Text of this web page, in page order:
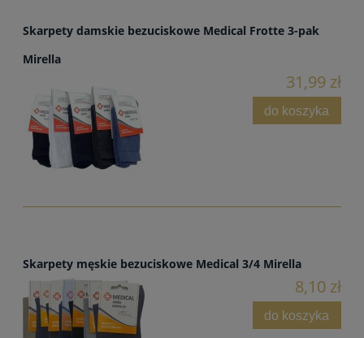
Skarpety damskie bezuciskowe Medical Frotte 3-pak
Mirella
31,99 zł
do koszyka
Skarpety męskie bezuciskowe Medical 3/4 Mirella
8,10 zł
do koszyka